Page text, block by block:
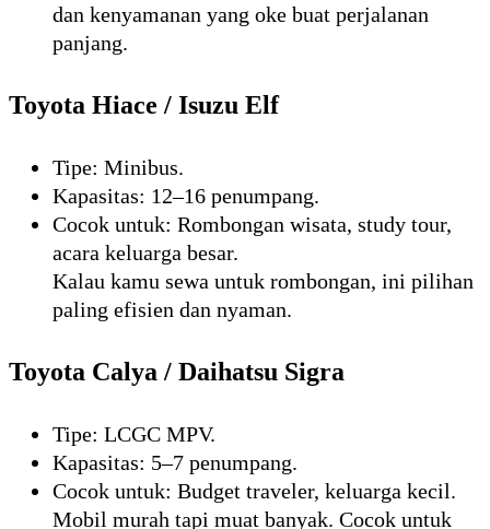
dan kenyamanan yang oke buat perjalanan
panjang.
Toyota Hiace / Isuzu Elf
Tipe: Minibus.
Kapasitas: 12–16 penumpang.
Cocok untuk: Rombongan wisata, study tour,
acara keluarga besar.
Kalau kamu sewa untuk rombongan, ini pilihan
paling efisien dan nyaman.
Toyota Calya / Daihatsu Sigra
Tipe: LCGC MPV.
Kapasitas: 5–7 penumpang.
Cocok untuk: Budget traveler, keluarga kecil.
Mobil murah tapi muat banyak. Cocok untuk